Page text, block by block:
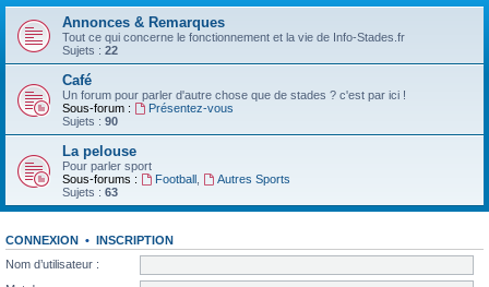
Annonces & Remarques
Tout ce qui concerne le fonctionnement et la vie de Info-Stades.fr
Sujets : 22
Café
Un forum pour parler d'autre chose que de stades ? c'est par ici !
Sous-forum :
Présentez-vous
Sujets : 90
La pelouse
Pour parler sport
Sous-forums :
Football,
Autres Sports
Sujets : 63
CONNEXION • INSCRIPTION
Nom d’utilisateur :